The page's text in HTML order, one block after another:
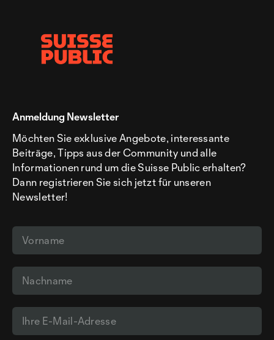
Anmeldung Newsletter
Möchten Sie exklusive Angebote, interessante
Beiträge, Tipps aus der Community und alle
Informationen rund um die Suisse Public erhalten?
Dann registrieren Sie sich jetzt für unseren
Newsletter!